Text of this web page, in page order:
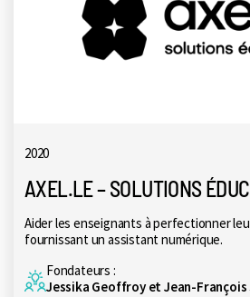
2020
AXEL.LE – SOLUTIONS
Aider les enseignants à perfectionner
fournissant un assistant numérique.
Fondateurs :
Jessika Geoffroy et Jean-